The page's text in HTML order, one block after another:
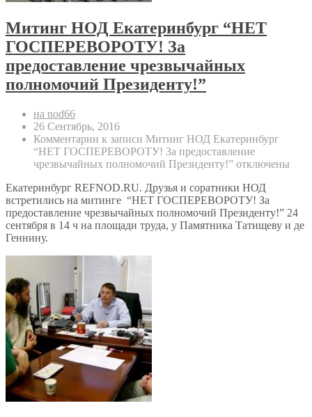
Митинг НОД Екатеринбург “НЕТ
ГОСПЕРЕВОРОТУ! За
предоставление чрезвычайных
полномочий Президенту!”
на nod66
26 Сентябрь, 2016
Комментарии к записи Митинг НОД Екатеринбург
“НЕТ ГОСПЕРЕВОРОТУ! За предоставление
чрезвычайных полномочий Президенту!” отключены
Екатеринбург REFNOD.RU. Друзья и соратники НОД
встретились на митинге “НЕТ ГОСПЕРЕВОРОТУ! За
предоставление чрезвычайных полномочий Президенту!” 24
сентября в 14 ч на площади труда, у Памятника Татищеву и де
Геннину.